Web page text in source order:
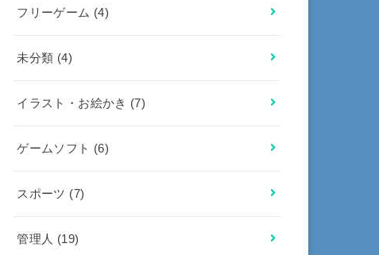
フリーゲーム (4)
未分類 (4)
イラスト・お絵かき (7)
ゲームソフト (6)
スポーツ (7)
管理人 (19)